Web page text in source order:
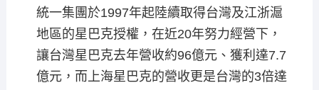
統一集團於1997年起陸續取得台灣及江浙滬
地區的星巴克授權，在近20年努力經營下，
讓台灣星巴克去年營收約96億元、獲利達7.7
億元，而上海星巴克的營收更是台灣的3倍達